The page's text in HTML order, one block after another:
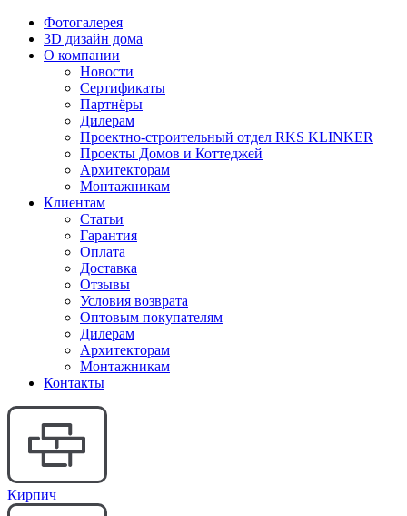
Фотогалерея
3D дизайн дома
О компании
Новости
Сертификаты
Партнёры
Дилерам
Проектно-строительный отдел RKS KLINKER
Проекты Домов и Коттеджей
Архитекторам
Монтажникам
Клиентам
Статьи
Гарантия
Оплата
Доставка
Отзывы
Условия возврата
Оптовым покупателям
Дилерам
Архитекторам
Монтажникам
Контакты
Кирпич